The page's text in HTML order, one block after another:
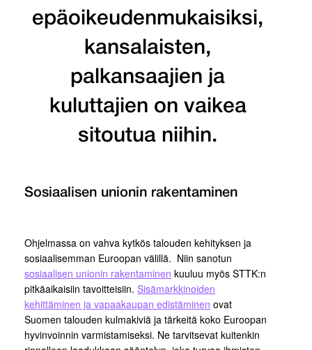
epäoikeudenmukaisiksi,
kansalaisten,
palkansaajien ja
kuluttajien on vaikea
sitoutua niihin.
Sosiaalisen unionin rakentaminen
Ohjelmassa on vahva kytkös talouden kehityksen ja
sosiaalisemman Euroopan välillä. Niin sanotun
sosiaalisen unionin rakentaminen kuuluu myös STTK:n
pitkäaikaisiin tavoitteisiin. Sisämarkkinoiden
kehittäminen ja vapaakaupan edistäminen ovat
Suomen talouden kulmakiviä ja tärkeitä koko Euroopan
hyvinvoinnin varmistamiseksi. Ne tarvitsevat kuitenkin